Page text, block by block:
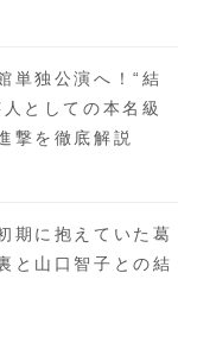
単独公演へ！“結
としての本名級
撃を徹底解説
期に抱えていた葛
と山口智子との結